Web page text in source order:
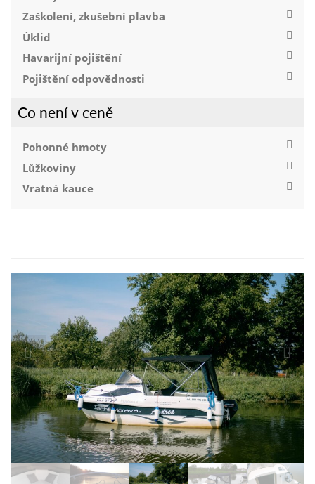
Zaškolení, zkušební plavba
Úklid
Havarijní pojištění
Pojištění odpovědnosti
Co není v ceně
Pohonné hmoty
Lůžkoviny
Vratná kauce